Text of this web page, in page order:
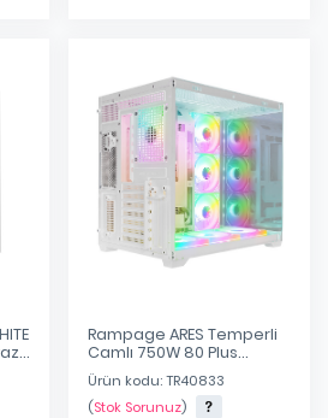
T
Rampage ARES Temperli
Camlı 750W 80 Plus
Bronze Beyaz 7*12cm
ARGB Fan ATX Mid-T
Gaming Oyuncu Kasası
Ürün kodu: TR40833
(Stok Sorunuz)